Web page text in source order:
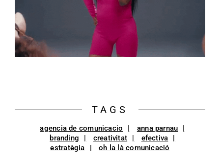
TAGS
agencia de comunicacio
anna parnau
branding
creativitat
efectiva
estratègia
oh la là comunicació